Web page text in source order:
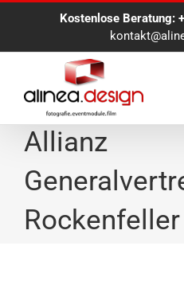
Kostenlose Beratung:
Allianz